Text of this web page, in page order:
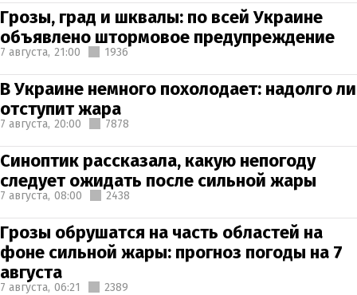
Грозы, град и шквалы: по всей Украине
объявлено штормовое предупреждение
7 августа, 21:00 1936
В Украине немного похолодает: надолго ли
отступит жара
7 августа, 20:00 7878
Синоптик рассказала, какую непогоду
следует ожидать после сильной жары
7 августа, 08:00 2438
Грозы обрушатся на часть областей на
фоне сильной жары: прогноз погоды на 7
августа
7 августа, 06:21 2389